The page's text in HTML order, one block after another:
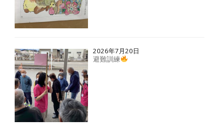
2026年7月20日
避難訓練